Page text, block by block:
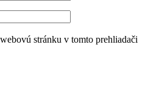
stránku v tomto prehliadači